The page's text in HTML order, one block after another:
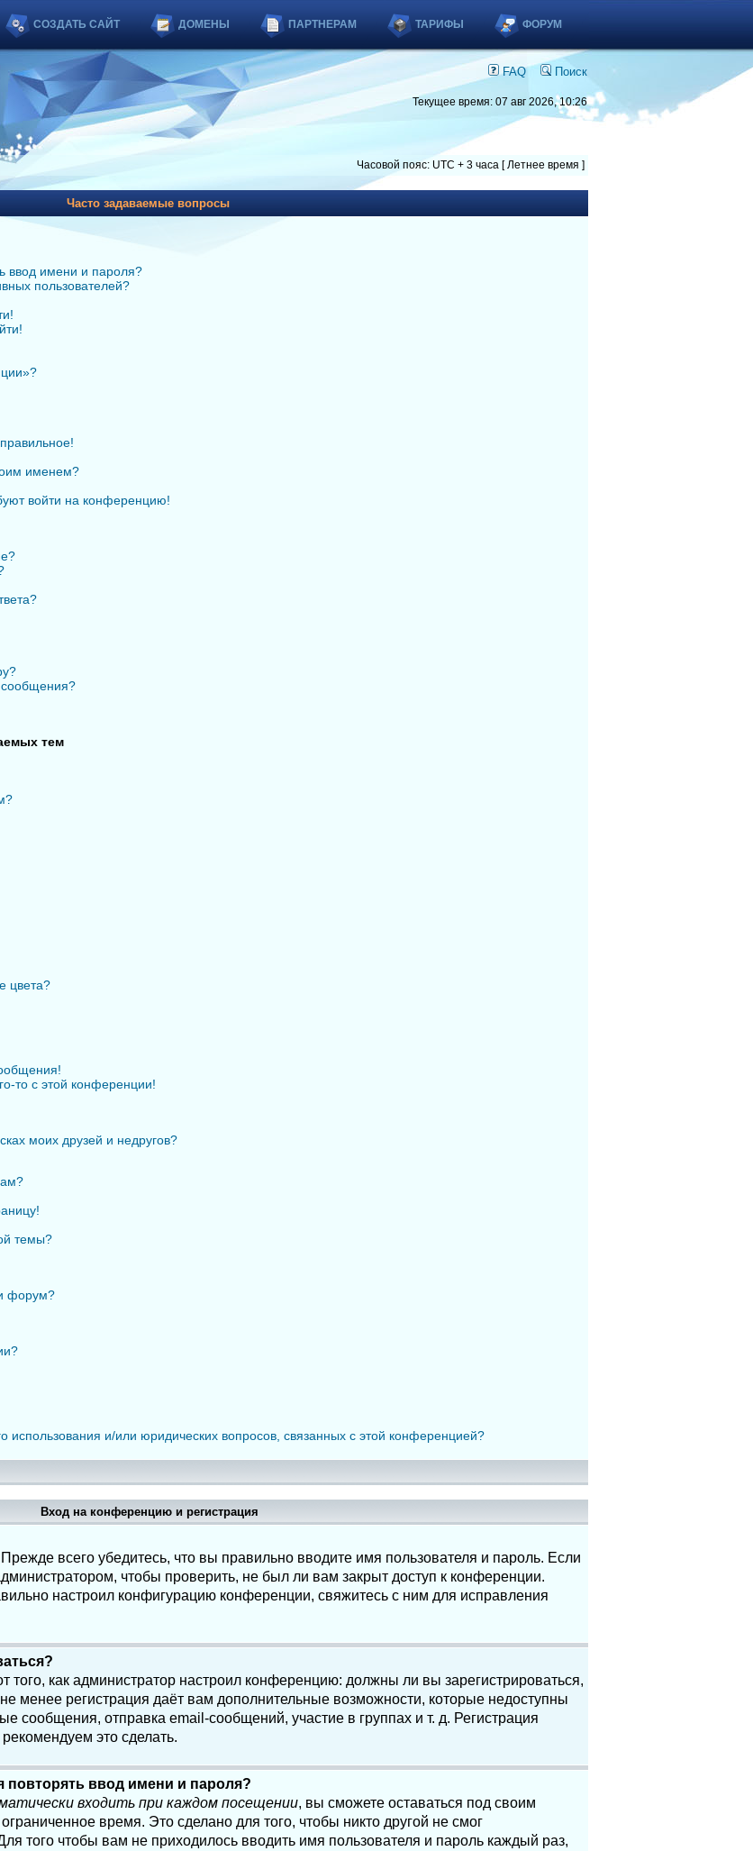
СОЗДАТЬ САЙТ ДОМЕНЫ ПАРТНЕРАМ ТАРИФЫ ФОРУМ
FAQ Поиск
Текущее время: 07 авг 2026, 10:26
Часовой пояс: UTC + 3 часа [ Летнее время ]
Часто задаваемые вопросы
ввод имени и пароля?
пользователей?
именем?
войти на конференцию!
сообщения?
тем
цвета?
то с этой конференции!
моих друзей и недругов?
темы?
форум?
использования и/или юридических вопросов, связанных с этой конференцией?
Вход на конференцию и регистрация
всего убедитесь, что вы правильно вводите имя пользователя и пароль. Если
чтобы проверить, не был ли вам закрыт доступ к конференции.
настроил конфигурацию конференции, свяжитесь с ним для исправления
того, как администратор настроил конференцию: должны ли вы зарегистрироваться,
менее регистрация даёт вам дополнительные возможности, которые недоступны
сообщения, отправка email-сообщений, участие в группах и т. д. Регистрация
это сделать.
повторять ввод имени и пароля?
входить при каждом посещении, вы сможете оставаться под своим
время. Это сделано для того, чтобы никто другой не смог
того чтобы вам не приходилось вводить имя пользователя и пароль каждый раз,